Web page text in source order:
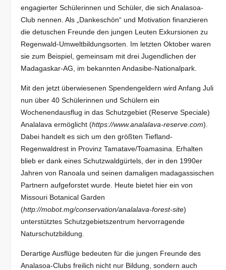
engagierter Schülerinnen und Schüler, die sich Analasoa-
Club nennen. Als „Dankeschön“ und Motivation finanzieren
die detuschen Freunde den jungen Leuten Exkursionen zu
Regenwald-Umweltbildungsorten. Im letzten Oktober waren
sie zum Beispiel, gemeinsam mit drei Jugendlichen der
Madagaskar-AG, im bekannten Andasibe-Nationalpark.
Mit den jetzt überwiesenen Spendengeldern wird Anfang Juli
nun über 40 Schülerinnen und Schülern ein
Wochenendausflug in das Schutzgebiet (Reserve Speciale)
Analalava ermöglicht (https://www.analalava-reserve.com).
Dabei handelt es sich um den größten Tiefland-
Regenwaldrest in Provinz Tamatave/Toamasina. Erhalten
blieb er dank eines Schutzwaldgürtels, der in den 1990er
Jahren von Ranoala und seinen damaligen madagassischen
Partnern aufgeforstet wurde. Heute bietet hier ein von
Missouri Botanical Garden
(http://mobot.mg/conservation/analalava-forest-site)
unterstütztes Schutzgebietszentrum hervorragende
Naturschutzbildung.
Derartige Ausflüge bedeuten für die jungen Freunde des
Analasoa-Clubs freilich nicht nur Bildung, sondern auch